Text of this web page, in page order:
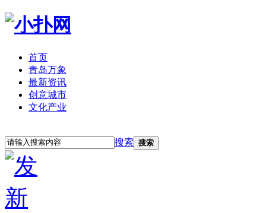
首页
青岛万象
最新资讯
创意城市
文化产业
搜索 搜索